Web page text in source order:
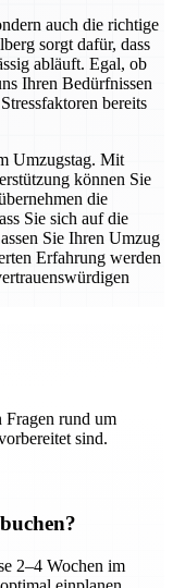
auch die richtige
sorgt dafür, dass
abläuft. Egal, ob
Ihren Bedürfnissen
bereits
Umzugstag. Mit
können Sie
die
Sie sich auf die
Sie Ihren Umzug
Erfahrung werden
rund um
sind.
2–4 Wochen im